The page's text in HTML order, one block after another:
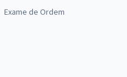
Exame de Ordem